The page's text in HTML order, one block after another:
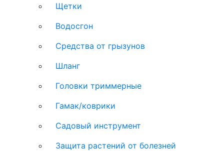
Щетки
Водосгон
Средства от грызунов
Шланг
Головки триммерные
Гамак/коврики
Садовый инструмент
Защита растений от болезней